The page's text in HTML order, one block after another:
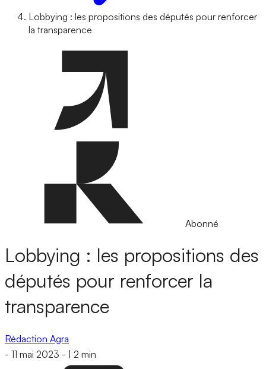
Lobbying : les propositions des députés pour renforcer
la transparence
Abonné
Lobbying : les propositions des
députés pour renforcer la
transparence
Rédaction Agra
- 11 mai 2023 - 2 min